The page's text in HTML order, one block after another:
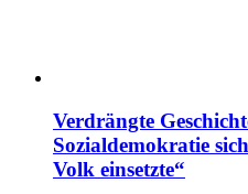
Verdrängte
Sozialdemokratie
Volk einsetzte“